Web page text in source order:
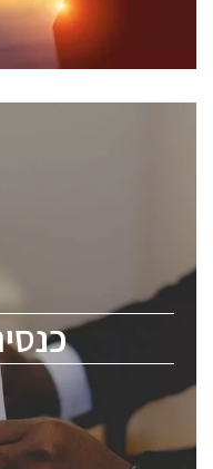
לכל העוסקים
12-13, 2026. The
involved in the
engineers,
executives.